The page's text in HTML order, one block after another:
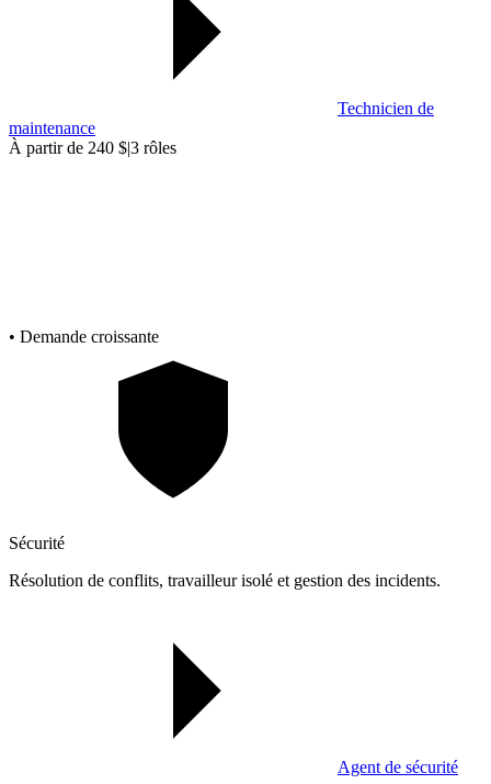
Technicien de
maintenance
À partir de 240 $|3 rôles
• Demande croissante
Sécurité
Résolution de conflits, travailleur isolé et gestion des incidents.
Agent de sécurité